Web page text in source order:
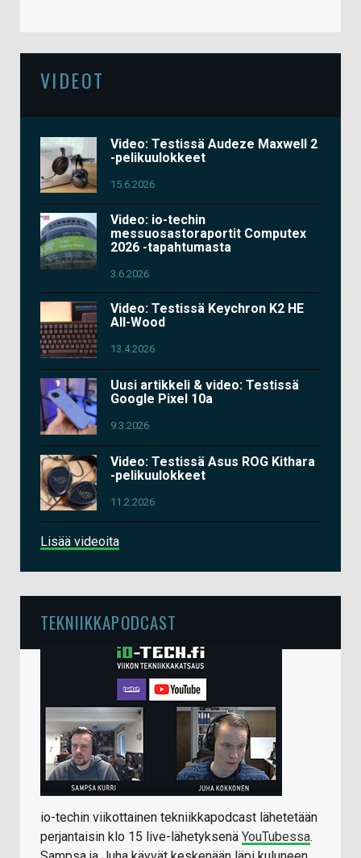
VIDEOT
Video: Testissä Audeze Maxwell 2
-pelikuulokkeet
15.6.2026
Video: io-techin
messuosastoraportit Computex
2026 -tapahtumasta
3.6.2026
Video: Testissä Keychron K2 HE
All-Wood
13.4.2026
Uusi artikkeli & video: Testissä
Google Pixel 10a
9.3.2026
Video: Testissä Asus ROG Kithara
-pelikuulokkeet
11.2.2026
Lisää videoita
TEKNIIKKAPODCAST
io-techin viikottainen tekniikkapodcast lähetetään
perjantaisin klo 15 live-lähetyksenä YouTubessa.